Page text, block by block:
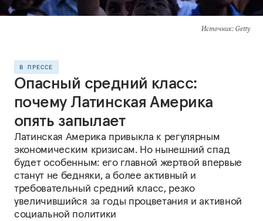
Источник: Getty
В ПРЕССЕ
Опасный средний класс:
почему Латинская Америка
опять запылает
Латинская Америка привыкла к регулярным
экономическим кризисам. Но нынешний спад
будет особенным: его главной жертвой впервые
станут не бедняки, а более активный и
требовательный средний класс, резко
увеличившийся за годы процветания и активной
социальной политики